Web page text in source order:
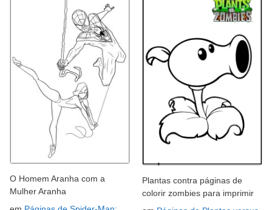
O Homem Aranha com a
Mulher Aranha
Plantas contra páginas de
colorir zombies para imprimir